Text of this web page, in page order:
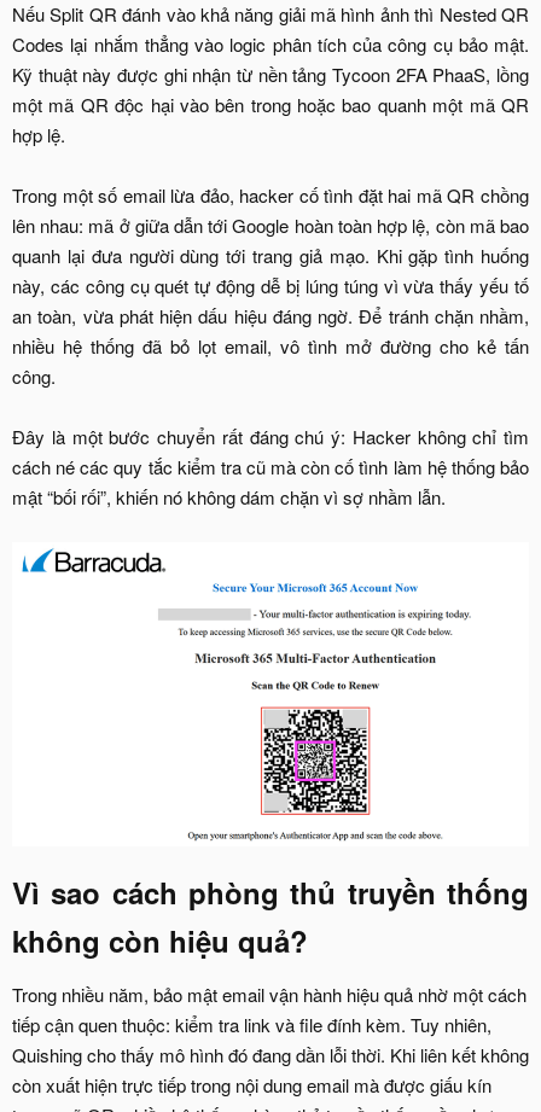
Nếu Split QR đánh vào khả năng giải mã hình ảnh thì Nested QR
Codes lại nhắm thẳng vào logic phân tích của công cụ bảo mật.
Kỹ thuật này được ghi nhận từ nền tảng Tycoon 2FA PhaaS, lồng
một mã QR độc hại vào bên trong hoặc bao quanh một mã QR
hợp lệ.
Trong một số email lừa đảo, hacker cố tình đặt hai mã QR chồng
lên nhau: mã ở giữa dẫn tới Google hoàn toàn hợp lệ, còn mã bao
quanh lại đưa người dùng tới trang giả mạo. Khi gặp tình huống
này, các công cụ quét tự động dễ bị lúng túng vì vừa thấy yếu tố
an toàn, vừa phát hiện dấu hiệu đáng ngờ. Để tránh chặn nhầm,
nhiều hệ thống đã bỏ lọt email, vô tình mở đường cho kẻ tấn
công.
Đây là một bước chuyển rất đáng chú ý: Hacker không chỉ tìm
cách né các quy tắc kiểm tra cũ mà còn cố tình làm hệ thống bảo
mật “bối rối”, khiến nó không dám chặn vì sợ nhầm lẫn.
Vì sao cách phòng thủ truyền thống
không còn hiệu quả?​
Trong nhiều năm, bảo mật email vận hành hiệu quả nhờ một cách
tiếp cận quen thuộc: kiểm tra link và file đính kèm. Tuy nhiên,
Quishing cho thấy mô hình đó đang dần lỗi thời. Khi liên kết không
còn xuất hiện trực tiếp trong nội dung email mà được giấu kín